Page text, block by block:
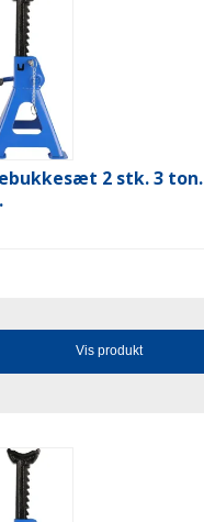
2 stk. 3 ton.
Vis produkt